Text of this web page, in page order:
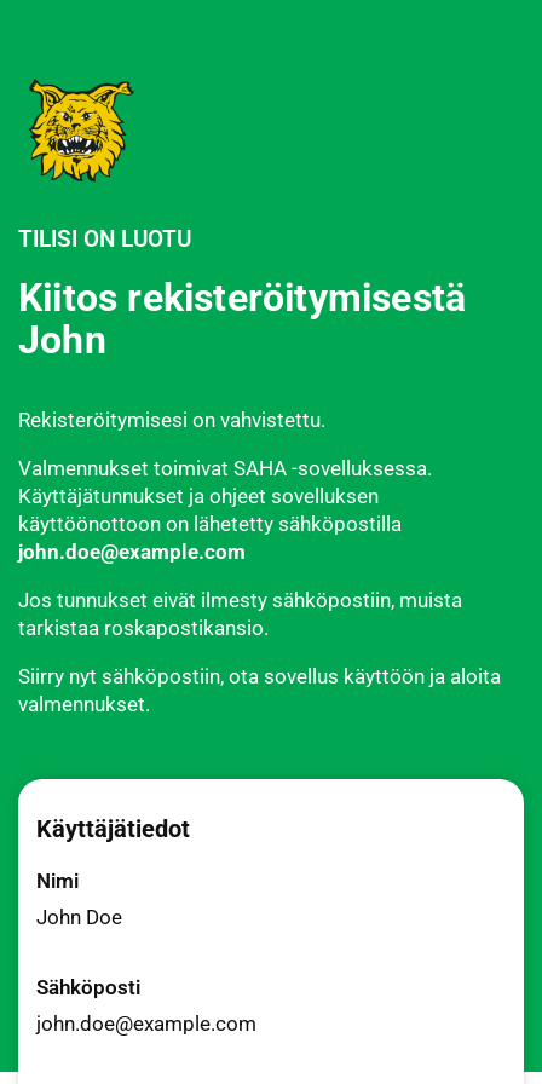
TILISI ON LUOTU
Kiitos rekisteröitymisestä
John
Rekisteröitymisesi on vahvistettu.
Valmennukset toimivat SAHA -sovelluksessa.
Käyttäjätunnukset ja ohjeet sovelluksen
käyttöönottoon on lähetetty sähköpostilla
john.doe@example.com
Jos tunnukset eivät ilmesty sähköpostiin, muista
tarkistaa roskapostikansio.
Siirry nyt sähköpostiin, ota sovellus käyttöön ja aloita
valmennukset.
Käyttäjätiedot
Nimi
John Doe
Sähköposti
john.doe@example.com